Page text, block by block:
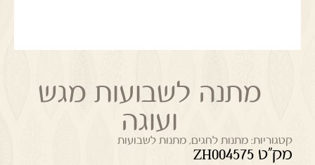
מתנה לשבועות מגש
ועוגה
קטגוריות: מתנות לחגים,מתנות לשבועות
מק"ט ZH004575